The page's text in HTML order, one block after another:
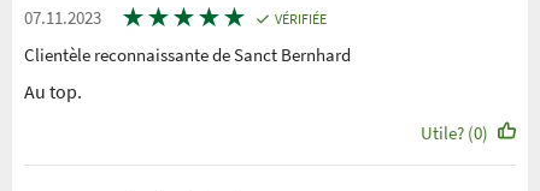
07.11.2023 ★★★★★ VÉRIFIÉE
Clientèle reconnaissante de Sanct Bernhard
Au top.
Utile? (0)